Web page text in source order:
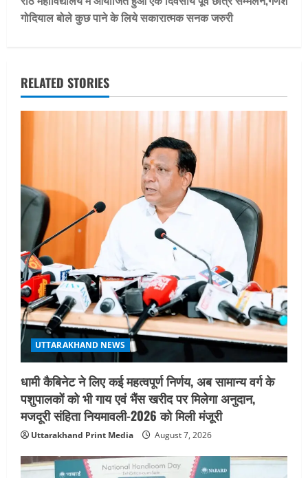
n
v
i
a
t
i
o
n
गोदियाल बोले कुछ पाने के लिये सकारात्मक सनक जरुरी
RELATED STORIES
UTTARAKHAND NEWS
धामी कैबिनेट ने लिए कई महत्वपूर्ण निर्णय, अब सामान्य वर्ग के
पशुपालकों को भी गाय एवं भैंस खरीद पर मिलेगा अनुदान,
मजदूरी संहिता नियमावली-2026 को मिली मंजूरी
Uttarakhand Print Media August 7, 2026